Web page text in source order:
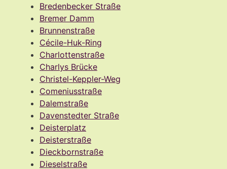
Bredenbecker Straße
Bremer Damm
Brunnenstraße
Cécile-Huk-Ring
Charlottenstraße
Charlys Brücke
Christel-Keppler-Weg
Comeniusstraße
Dalemstraße
Davenstedter Straße
Deisterplatz
Deisterstraße
Dieckbornstraße
Dieselstraße